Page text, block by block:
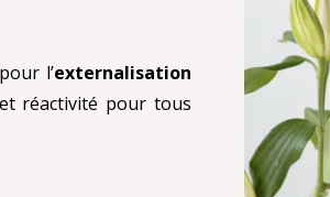
l’externalisation
réactivité pour tous